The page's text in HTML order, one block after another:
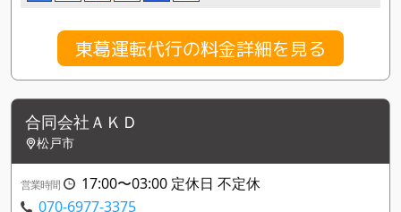
東葛運転代行の料金詳細を見る
合同会社ＡＫＤ
松戸市
営業時間
17:00〜03:00 定休日 不定休
070-6977-3375